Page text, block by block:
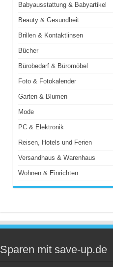
Babyausstattung & Babyartikel
Beauty & Gesundheit
Brillen & Kontaktlinsen
Bücher
Bürobedarf & Büromöbel
Foto & Fotokalender
Garten & Blumen
Mode
PC & Elektronik
Reisen, Hotels und Ferien
Versandhaus & Warenhaus
Wohnen & Einrichten
Sparen mit save-up.de